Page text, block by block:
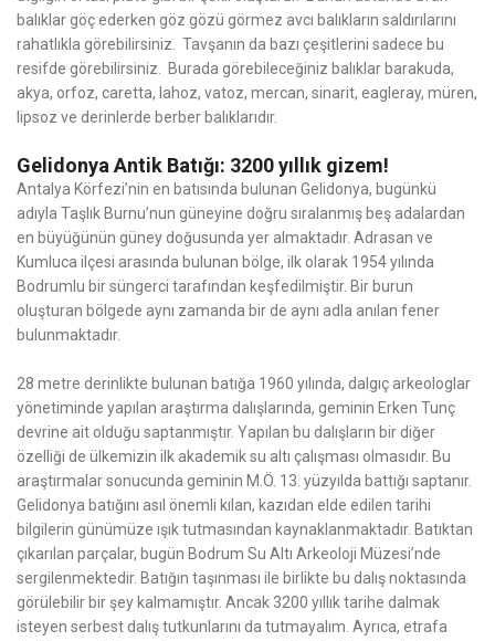
balıklar göç ederken göz gözü görmez avcı balıkların saldırılarını
rahatlıkla görebilirsiniz. Tavşanın da bazı çeşitlerini sadece bu
resifde görebilirsiniz. Burada görebileceğiniz balıklar barakuda,
akya, orfoz, caretta, lahoz, vatoz, mercan, sinarit, eagleray, müren,
lipsoz ve derinlerde berber balıklarıdır.
Gelidonya Antik Batığı: 3200 yıllık gizem!
Antalya Körfezi’nin en batısında bulunan Gelidonya, bugünkü
adıyla Taşlık Burnu’nun güneyine doğru sıralanmış beş adalardan
en büyüğünün güney doğusunda yer almaktadır. Adrasan ve
Kumluca ilçesi arasında bulunan bölge, ilk olarak 1954 yılında
Bodrumlu bir süngerci tarafından keşfedilmiştir. Bir burun
oluşturan bölgede aynı zamanda bir de aynı adla anılan fener
bulunmaktadır.
28 metre derinlikte bulunan batığa 1960 yılında, dalgıç arkeologlar
yönetiminde yapılan araştırma dalışlarında, geminin Erken Tunç
devrine ait olduğu saptanmıştır. Yapılan bu dalışların bir diğer
özelliği de ülkemizin ilk akademik su altı çalışması olmasıdır. Bu
araştırmalar sonucunda geminin M.Ö. 13. yüzyılda battığı saptanır.
Gelidonya batığını asıl önemli kılan, kazıdan elde edilen tarihi
bilgilerin günümüze ışık tutmasından kaynaklanmaktadır. Batıktan
çıkarılan parçalar, bugün Bodrum Su Altı Arkeoloji Müzesi’nde
sergilenmektedir. Batığın taşınması ile birlikte bu dalış noktasında
görülebilir bir şey kalmamıştır. Ancak 3200 yıllık tarihe dalmak
isteyen serbest dalış tutkunlarını da tutmayalım. Ayrıca, etrafa